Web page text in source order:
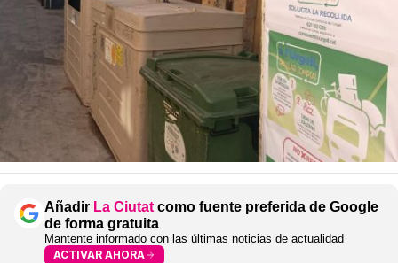
Añadir La Ciutat como fuente preferida de Google
de forma gratuita
Mantente informado con las últimas noticias de actualidad
ACTIVAR AHORA